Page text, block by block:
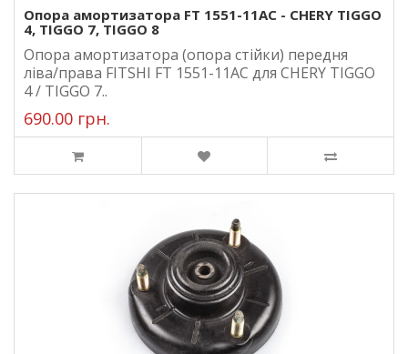
Опора амортизатора FT 1551-11AC - CHERY TIGGO
4, TIGGO 7, TIGGO 8
Опора амортизатора (опора стійки) передня
ліва/права FITSHI FT 1551-11AC для CHERY TIGGO
4 / TIGGO 7..
690.00 грн.